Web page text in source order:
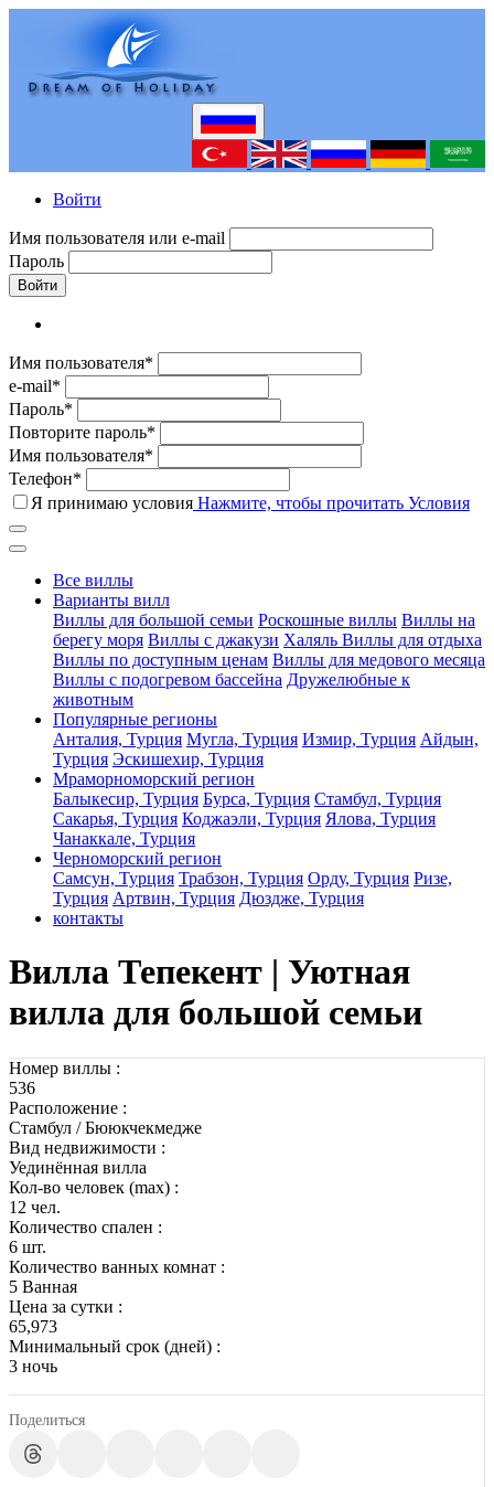
Войти
Имя пользователя или e-mail
Пароль
Войти
Имя пользователя*
e-mail*
Пароль*
Повторите пароль*
Имя пользователя*
Телефон*
Я принимаю условия Нажмите, чтобы прочитать Условия
Все виллы
Варианты вилл
Виллы для большой семьи Роскошные виллы Виллы на
берегу моря Виллы с джакузи Халяль Виллы для отдыха
Виллы по доступным ценам Виллы для медового месяца
Виллы с подогревом бассейна Дружелюбные к
животным
Популярные регионы
Анталия, Турция Мугла, Турция Измир, Турция Айдын,
Турция Эскишехир, Турция
Мраморноморский регион
Балыкесир, Турция Бурса, Турция Стамбул, Турция
Сакарья, Турция Коджаэли, Турция Ялова, Турция
Чанаккале, Турция
Черноморский регион
Самсун, Турция Трабзон, Турция Орду, Турция Ризе,
Турция Артвин, Турция Дюздже, Турция
контакты
Вилла Тепекент | Уютная
вилла для большой семьи
Номер виллы :
536
Расположение :
Стамбул / Бююкчекмедже
Вид недвижимости :
Уединённая вилла
Кол-во человек (max) :
12 чел.
Количество спален :
6 шт.
Количество ванных комнат :
5 Ванная
Цена за сутки :
65,973
Минимальный срок (дней) :
3 ночь
Поделиться